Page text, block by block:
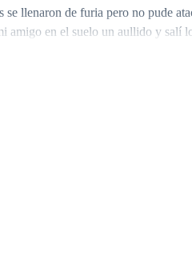
llenaron de furia pero no pude
amigo en el suelo un aullido y salí